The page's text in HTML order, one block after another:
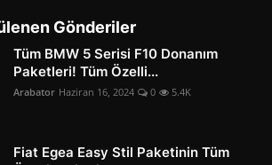
Gönderiler
Tüm BMW 5 Serisi F10 Donanım
Paketleri! Tüm Özelli...
Arabator Haziran 16, 2024 0 5.4K
Fiat Egea Easy Stil Paketinin Tüm